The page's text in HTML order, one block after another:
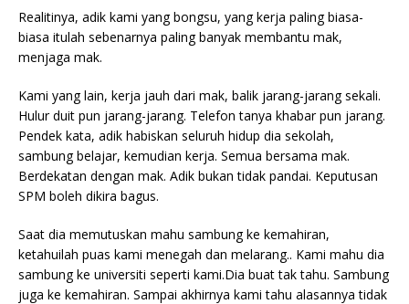
Realitinya, adik kami yang bongsu, yang kerja paling biasa-
biasa itulah sebenarnya paling banyak membantu mak,
menjaga mak.
Kami yang lain, kerja jauh dari mak, balik jarang-jarang sekali.
Hulur duit pun jarang-jarang. Telefon tanya khabar pun jarang.
Pendek kata, adik habiskan seluruh hidup dia sekolah,
sambung belajar, kemudian kerja. Semua bersama mak.
Berdekatan dengan mak. Adik bukan tidak pandai. Keputusan
SPM boleh dikira bagus.
Saat dia memutuskan mahu sambung ke kemahiran,
ketahuilah puas kami menegah dan melarang.. Kami mahu dia
sambung ke universiti seperti kami.Dia buat tak tahu. Sambung
juga ke kemahiran. Sampai akhirnya kami tahu alasannya tidak